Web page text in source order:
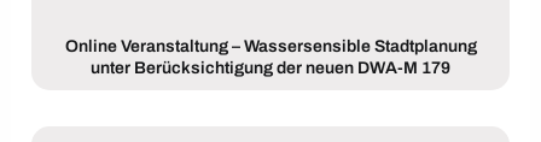
Online Veranstaltung – Wassersensible Stadtplanung
unter Berücksichtigung der neuen DWA-M 179